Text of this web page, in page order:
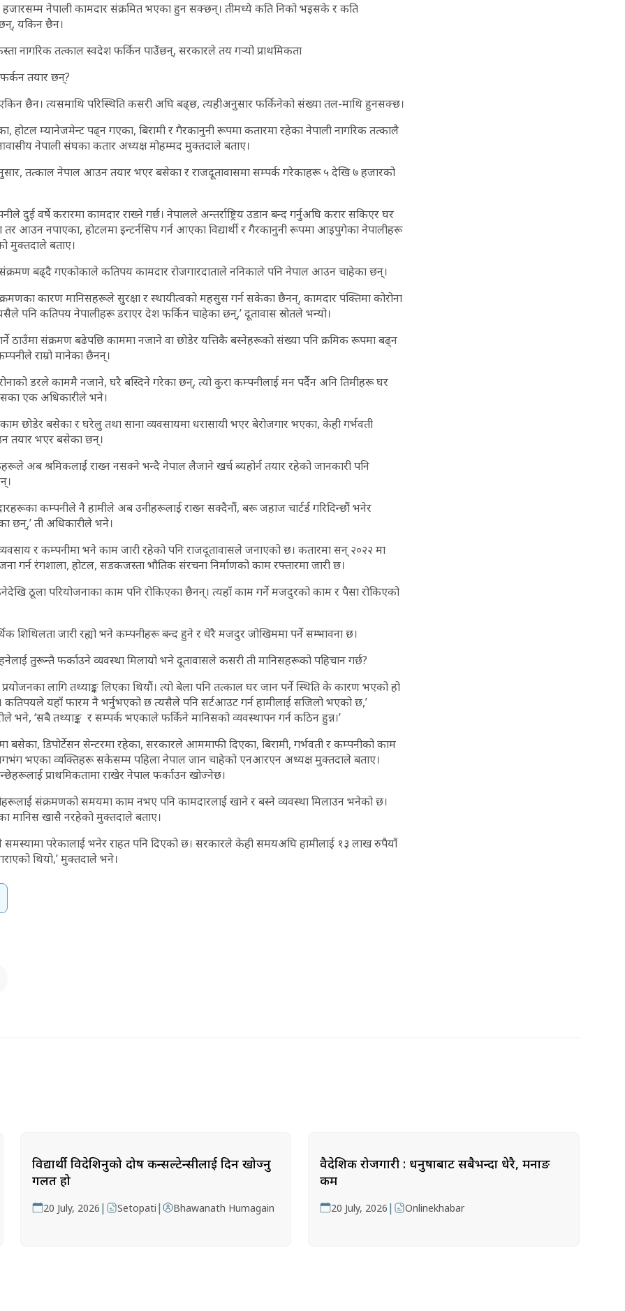
नेपाली कामदार संक्रमित भएका हुन सक्छन्। तीमध्ये कति निको भइसके र कति
यकिन छैन।
नागरिक तत्काल स्वदेश फर्किन पाउँछन्, सरकारले तय गर्‍यो प्राथमिकता
तयार छन्?
छैन। त्यसमाथि परिस्थिति कसरी अघि बढ्छ, त्यहीअनुसार फर्किनेको संख्या तल-माथि हुनसक्छ।
होटल म्यानेजमेन्ट पढ्न गएका, बिरामी र गैरकानुनी रूपमा कतारमा रहेका नेपाली नागरिक तत्कालै
नेपाली संघका कतार अध्यक्ष मोहम्मद मुक्तदाले बताए।
तत्काल नेपाल आउन तयार भएर बसेका र राजदूतावासमा सम्पर्क गरेकाहरू ५ देखि ७ हजारको
दुई वर्षे करारमा कामदार राख्ने गर्छ। नेपालले अन्तर्राष्ट्रिय उडान बन्द गर्नुअघि करार सकिएर घर
आउन नपाएका, होटलमा इन्टर्नसिप गर्न आएका विद्यार्थी र गैरकानुनी रूपमा आइपुगेका नेपालीहरू
मुक्तदाले बताए।
बढ्दै गएकोकाले कतिपय कामदार रोजगारदाताले ननिकाले पनि नेपाल आउन चाहेका छन्।
कारण मानिसहरूले सुरक्षा र स्थायीत्वको महसुस गर्न सकेका छैनन्, कामदार पंक्तिमा कोरोना
पनि कतिपय नेपालीहरू डराएर देश फर्किन चाहेका छन्,’ दूतावास स्रोतले भन्यो।
ठाउँमा संक्रमण बढेपछि काममा नजाने वा छोडेर यत्तिकै बस्नेहरूको संख्या पनि क्रमिक रूपमा बढ्न
राम्रो मानेका छैनन्।
डरले काममै नजाने, घरै बस्दिने गरेका छन्, त्यो कुरा कम्पनीलाई मन पर्दैन अनि तिमीहरू घर
एक अधिकारीले भने।
छोडेर बसेका र घरेलु तथा साना व्यवसायमा धरासायी भएर बेरोजगार भएका, केही गर्भवती
तयार भएर बसेका छन्।
अब श्रमिकलाई राख्न नसक्ने भन्दै नेपाल लैजाने खर्च ब्यहोर्न तयार रहेको जानकारी पनि
कम्पनीले नै हामीले अब उनीहरूलाई राख्न सक्दैनौं, बरू जहाज चार्टर्ड गरिदिन्छौं भनेर
छन्,’ ती अधिकारीले भने।
र कम्पनीमा भने काम जारी रहेको पनि राजदूतावासले जनाएको छ। कतारमा सन् २०२२ मा
गर्न रंगशाला, होटल, सडकजस्ता भौतिक संरचना निर्माणको काम रफ्तारमा जारी छ।
ठूला परियोजनाका काम पनि रोकिएका छैनन्। त्यहाँ काम गर्ने मजदुरको काम र पैसा रोकिएको
शिथिलता जारी रह्यो भने कम्पनीहरू बन्द हुने र धेरै मजदुर जोखिममा पर्ने सम्भावना छ।
तुरून्तै फर्काउने व्यवस्था मिलायो भने दूतावासले कसरी ती मानिसहरूको पहिचान गर्छ?
प्रयोजनका लागि तथ्याङ्क लिएका थियौं। त्यो बेला पनि तत्काल घर जान पर्ने स्थिति के कारण भएको हो
कतिपयले यहाँ फारम नै भर्नुभएको छ त्यसैले पनि सर्टआउट गर्न हामीलाई सजिलो भएको छ,’
भने, ‘सबै तथ्याङ्क र सम्पर्क भएकाले फर्किने मानिसको व्यवस्थापन गर्न कठिन हुन्न।’
बसेका, डिपोर्टेसन सेन्टरमा रहेका, सरकारले आममाफी दिएका, बिरामी, गर्भवती र कम्पनीको काम
अंगभंग भएका व्यक्तिहरू सकेसम्म पहिला नेपाल जान चाहेको एनआरएन अध्यक्ष मुक्तदाले बताए।
प्राथमिकतामा राखेर नेपाल फर्काउन खोज्नेछ।
संक्रमणको समयमा काम नभए पनि कामदारलाई खाने र बस्ने व्यवस्था मिलाउन भनेको छ।
मानिस खासै नरहेको मुक्तदाले बताए।
परेकालाई भनेर राहत पनि दिएको छ। सरकारले केही समयअघि हामीलाई १३ लाख रुपैयाँ
थियो,’ मुक्तदाले भने।
विद्यार्थी विदेशिनुको दोष कन्सल्टेन्सीलाई दिन खोज्नु
गलत हो
20 July, 2026 | Setopati | Bhawanath Humagain
वैदेशिक रोजगारी : धनुषाबाट सबैभन्दा धेरै, मनाङ
कम
20 July, 2026 | Onlinekhabar